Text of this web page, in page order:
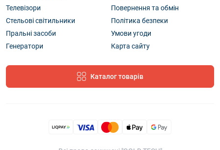
Телевізори
Стельові світильники
Пральні засоби
Генератори
Повернення та обмін
Політика безпеки
Умови угоди
Карта сайту
Каталог товарів